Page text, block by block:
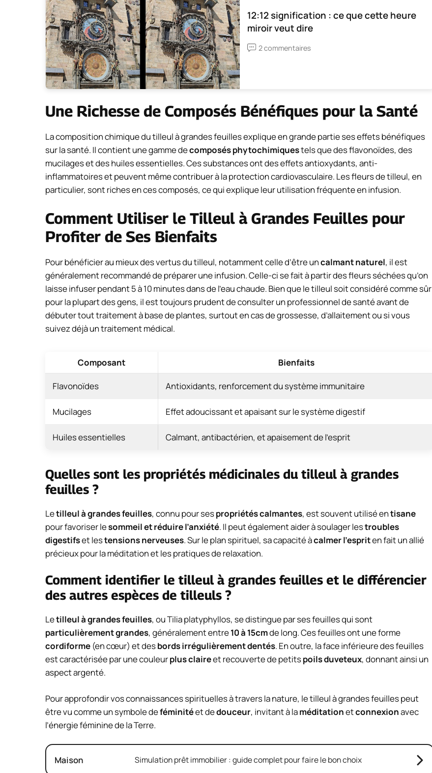
12:12 signification : ce que cette heure
miroir veut dire
2 commentaires
Une Richesse de Composés Bénéfiques pour la Santé
La composition chimique du tilleul à grandes feuilles explique en grande partie ses effets bénéfiques
sur la santé. Il contient une gamme decomposés phytochimiquestels que des flavonoïdes, des
mucilages et des huiles essentielles. Ces substances ont des effets antioxydants, anti-
inflammatoires et peuvent même contribuer à la protection cardiovasculaire. Les fleurs de tilleul, en
particulier, sont riches en ces composés, ce qui explique leur utilisation fréquente en infusion.
Comment Utiliser le Tilleul à Grandes Feuilles pour
Profiter de Ses Bienfaits
Pour bénéficier au mieux des vertus du tilleul, notamment celle d’être uncalmant naturel, il est
généralement recommandé de préparer une infusion. Celle-ci se fait à partir des fleurs séchées qu’on
laisse infuser pendant 5 à 10 minutes dans de l’eau chaude. Bien que le tilleul soit considéré comme sûr
pour la plupart des gens, il est toujours prudent de consulter un professionnel de santé avant de
débuter tout traitement à base de plantes, surtout en cas de grossesse, d’allaitement ou si vous
suivez déjà un traitement médical.
Composant Bienfaits
Flavonoïdes Antioxidants, renforcement du système immunitaire
Mucilages Effet adoucissant et apaisant sur le système digestif
Huiles essentielles Calmant, antibactérien, et apaisement de l’esprit
Quelles sont les propriétés médicinales du tilleul à grandes
feuilles ?
Letilleul à grandes feuilles, connu pour sespropriétés calmantes, est souvent utilisé entisane
pour favoriser lesommeil et réduire l’anxiété. Il peut également aider à soulager lestroubles
digestifset lestensions nerveuses. Sur le plan spirituel, sa capacité àcalmer l’espriten fait un allié
précieux pour la méditation et les pratiques de relaxation.
Comment identifier le tilleul à grandes feuilles et le différencier
des autres espèces de tilleuls ?
Letilleul à grandes feuilles, ouTilia platyphyllos, se distingue par ses feuilles qui sont
particulièrement grandes, généralement entre10 à 15cmde long. Ces feuilles ont une forme
cordiforme (en cœur) et desbords irrégulièrement dentés. En outre, la face inférieure des feuilles
est caractérisée par une couleurplus claireet recouverte de petitspoils duveteux, donnant ainsi un
aspect argenté.
Pour approfondir vos connaissances spirituelles à travers la nature, le tilleul à grandes feuilles peut
être vu comme un symbole deféminitéet dedouceur, invitant à laméditationetconnexionavec
l’énergie féminine de la Terre.
Maison Simulation prêt immobilier : guide complet pour faire le bon choix